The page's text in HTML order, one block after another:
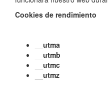
Cookies de rendimiento
__utma
__utmb
__utmc
__utmz